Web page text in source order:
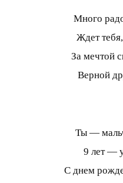
Много
Ждет
За мечтой
Верной
Ты —
9 лет —
С днем